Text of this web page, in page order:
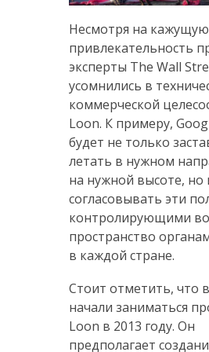
Несмотря на
привлекательность
эксперты The Wall
усомнились в
коммерческой
Loon. К примеру,
будет не только
летать в нужном
на нужной высоте, но
согласовывать эти
контролирующими
пространство
в каждой стране.
Стоит отметить, что
начали заниматься
Loon в 2013 году. Он
предполагает